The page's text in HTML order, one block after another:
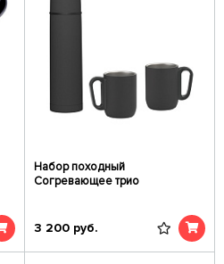
Набор походный
Согревающее трио
3 200 руб.